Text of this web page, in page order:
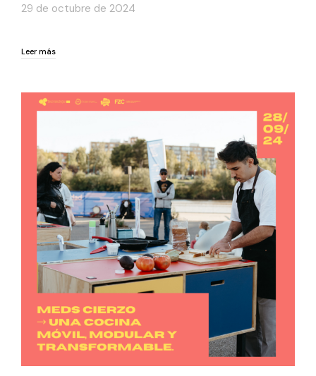
29 de octubre de 2024
Leer más